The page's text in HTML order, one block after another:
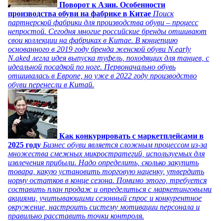
Поворот к Азии. Особенности
производства обуви на фабрике в Китае Поиск
партнерской фабрики для производства обуви – процесс
непростой. Сегодня многие российские бренды отшивают
свои коллекции на фабриках в Китае. В концепцию
основанного в 2019 году бренда женской обуви N.early
N.aked легла идея выпуска туфель, походящих для танцев, с
идеальной посадкой по ноге. Первоначально обувь
отшивалась в Европе, но уже в 2022 году производство
обуви перенесли в Китай.
Как конкурировать с маркетплейсами в
2025 году Бизнес обуви является сложным процессом из-за
множества смежных микростратегий, используемых для
извлечения прибыли. Надо определить, сколько закупить
товара, какую установить торговую наценку, утвердить
норму остатков в конце сезона. Помимо этого, требуется
составить план продаж и определиться с маркетинговыми
акциями, учитывающими сезонный спрос и конкурентное
окружение, настроить систему мотивации персонала и
правильно расставить точки контроля.